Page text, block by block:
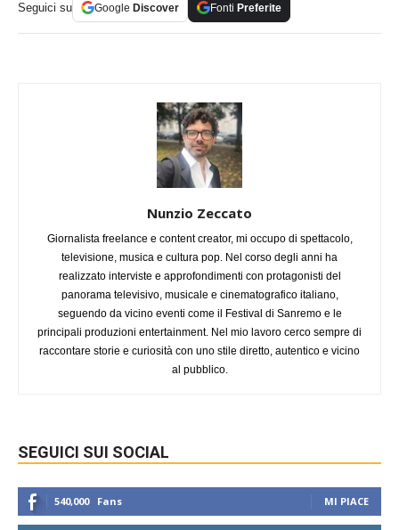
Seguici su Google Discover Fonti Preferite
Nunzio Zeccato
Giornalista freelance e content creator, mi occupo di spettacolo,
televisione, musica e cultura pop. Nel corso degli anni ha
realizzato interviste e approfondimenti con protagonisti del
panorama televisivo, musicale e cinematografico italiano,
seguendo da vicino eventi come il Festival di Sanremo e le
principali produzioni entertainment. Nel mio lavoro cerco sempre di
raccontare storie e curiosità con uno stile diretto, autentico e vicino
al pubblico.
SEGUICI SUI SOCIAL
540,000 Fans MI PIACE